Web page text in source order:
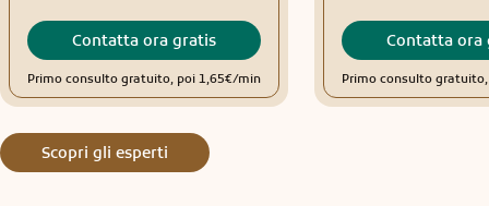
Contatta ora gratis
Primo consulto gratuito, poi 1,65€/min
Contatta ora
Primo consulto
Scopri gli esperti